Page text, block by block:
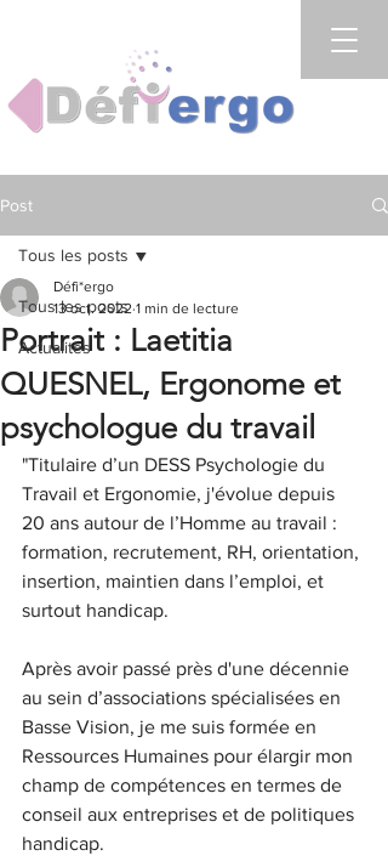
Post
Tous les posts
Actualités
Tous les posts
Portrait : Laetitia
QUESNEL, Ergonome et
psychologue du travail
Défi*ergo
13 oct. 2022 1 min de lecture
"Titulaire d’un DESS Psychologie du
Travail et Ergonomie, j'évolue depuis
20 ans autour de l’Homme au travail :
formation, recrutement, RH, orientation,
insertion, maintien dans l’emploi, et
surtout handicap.
Après avoir passé près d'une décennie
au sein d’associations spécialisées en
Basse Vision, je me suis formée en
Ressources Humaines pour élargir mon
champ de compétences en termes de
conseil aux entreprises et de politiques
handicap.